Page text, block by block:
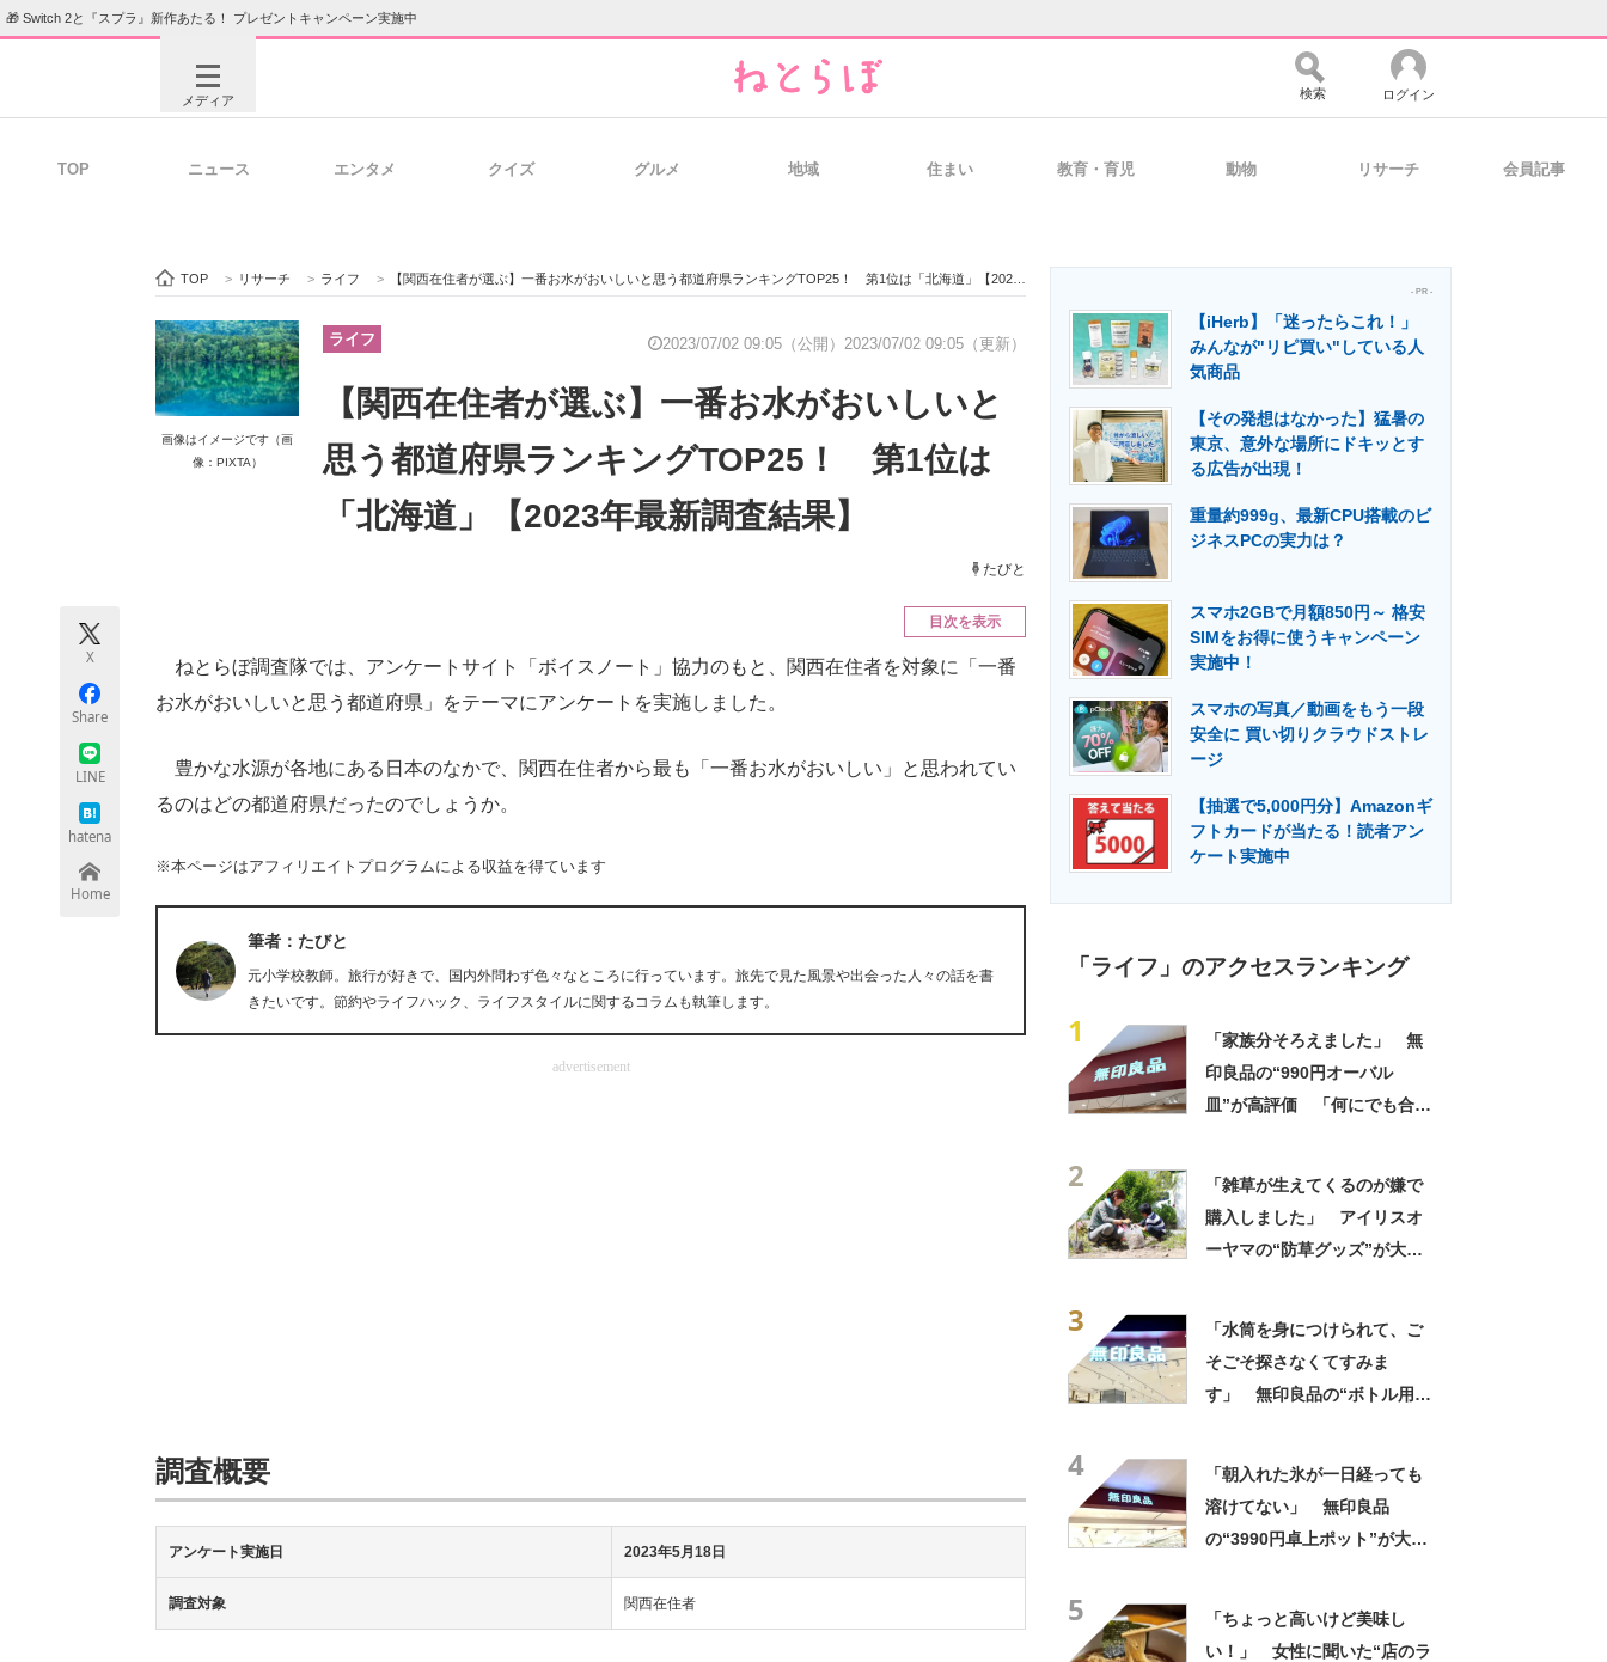
🎁 Switch 2と『スプラ』新作あたる！ プレゼントキャンペーン実施中
メディア
ビジネスと働き方のヒント 経営リーダーのコミュニティ マーケ×ITの今がよく分かる
ITエンジニア向け専門サイト 企業向けIT製品の総合サイト 製造業のIT導入・活用を支援
エネルギーの専門メディア 建設×テクノロジーの最前線
ちょっと気になるネットの話題
検索 ログイン
TOP ニュース エンタメ クイズ グルメ 地域 住まい 教育・育児 動物 リサーチ 会員記事
TOP > リサーチ > ライフ > 【関西在住者が選ぶ】一番お水がおいしいと思う都道府県ランキングTOP25！ 第1位は「北海道」【2023年最新調査結果】
画像はイメージです（画
像：PIXTA）
ライフ 2023/07/02 09:05（公開） 2023/07/02 09:05（更新）
【関西在住者が選ぶ】一番お水がおいしいと
思う都道府県ランキングTOP25！ 第1位は
「北海道」【2023年最新調査結果】
たびと
X
Share
LINE
hatena
Home
目次を表示
ねとらぼ調査隊では、アンケートサイト「ボイスノート」協力のもと、関西在住者を対象に「一番
お水がおいしいと思う都道府県」をテーマにアンケートを実施しました。
豊かな水源が各地にある日本のなかで、関西在住者から最も「一番お水がおいしい」と思われてい
るのはどの都道府県だったのでしょうか。
※本ページはアフィリエイトプログラムによる収益を得ています
筆者：たびと
元小学校教師。旅行が好きで、国内外問わず色々なところに行っています。旅先で見た風景や出会った人々の話を書
きたいです。節約やライフハック、ライフスタイルに関するコラムも執筆します。
advertisement
調査概要
アンケート実施日 2023年5月18日
調査対象 関西在住者
- PR -
【iHerb】「迷ったらこれ！」
みんなが"リピ買い"している人
気商品
【その発想はなかった】猛暑の
東京、意外な場所にドキッとす
る広告が出現！
重量約999g、最新CPU搭載のビ
ジネスPCの実力は？
スマホ2GBで月額850円～ 格安
SIMをお得に使うキャンペーン
実施中！
スマホの写真／動画をもう一段
安全に 買い切りクラウドストレ
ージ
【抽選で5,000円分】Amazonギ
フトカードが当たる！読者アン
ケート実施中
「ライフ」のアクセスランキング
1
「家族分そろえました」 無
印良品の“990円オーバル
皿”が高評価 「何にでも合
2
「雑草が生えてくるのが嫌で
購入しました」 アイリスオ
ーヤマの“防草グッズ”が大人
3
「水筒を身につけられて、ご
そごそ探さなくてすみま
す」 無印良品の“ボトル用ホ
4
「朝入れた氷が一日経っても
溶けてない」 無印良品
の“3990円卓上ポット”が大好
5
「ちょっと高いけど美味し
い！」 女性に聞いた“店のラ